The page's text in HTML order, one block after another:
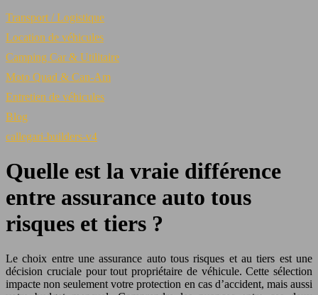
Transport / Logistique
Location de véhicules
Camping Car & Utilitaire
Moto Quad & Can-Am
Entretien de véhicules
Blog
callegari-builders-v4
Quelle est la vraie différence
entre assurance auto tous
risques et tiers ?
Le choix entre une assurance auto tous risques et au tiers est une
décision cruciale pour tout propriétaire de véhicule. Cette sélection
impacte non seulement votre protection en cas d’accident, mais aussi